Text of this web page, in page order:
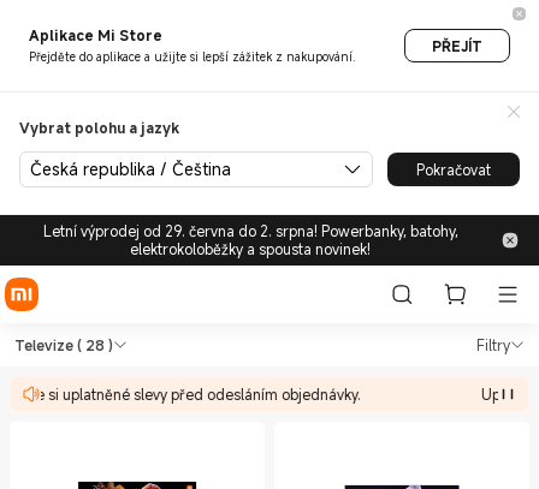
Aplikace Mi Store
Přejděte do aplikace a užijte si lepší zážitek z nakupování.
PŘEJÍT
Vybrat polohu a jazyk
Česká republika / Čeština Pokračovat
Letní výprodej od 29. června do 2. srpna! Powerbanky, batohy,
elektrokoloběžky a spousta novinek!
Shop Televize & Bílá
Televize( 28 ) Filtry
si uplatněné slevy před odesláním objednávky.
Shop Televize & Bílá technika